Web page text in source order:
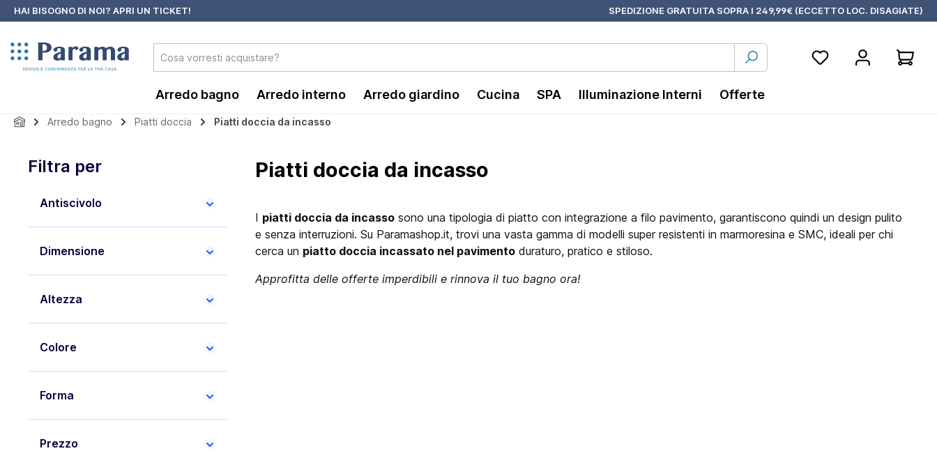
Passa alla navigazione principale
HAI BISOGNO DI NOI? APRI UN TICKET! SPEDIZIONE GRATUITA SOPRA I 249,99€ (ECCETTO LOC. DISAGIATE)
Arredo bagno Arredo interno Arredo giardino Cucina SPA Illuminazione Interni Offerte
Arredo bagno Piatti doccia Piatti doccia da incasso
Filtra per
Antiscivolo
Dimensione
Altezza
Colore
Forma
Prezzo
Piatti doccia da incasso
I piatti doccia da incasso sono una tipologia di piatto con integrazione a filo pavimento, garantiscono quindi un design pulito
e senza interruzioni. Su Paramashop.it, trovi una vasta gamma di modelli super resistenti in marmoresina e SMC, ideali per chi
cerca un piatto doccia incassato nel pavimento duraturo, pratico e stiloso.
Approfitta delle offerte imperdibili e rinnova il tuo bagno ora!